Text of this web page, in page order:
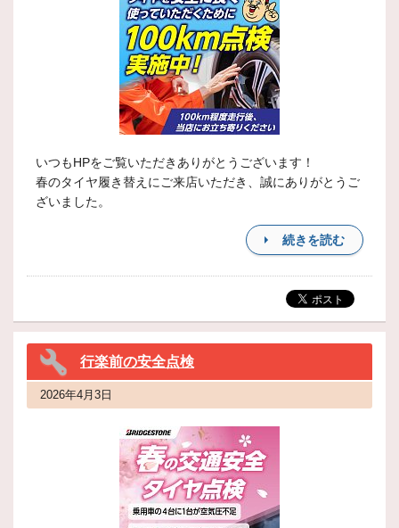
いつもHPをご覧いただきありがとうございます！
春のタイヤ履き替えにご来店いただき、誠にありがとうご
ざいました。
続きを読む
行楽前の安全点検
2026年4月3日